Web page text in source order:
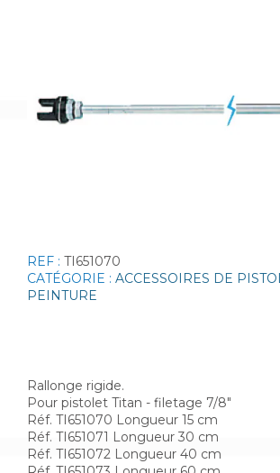
REF : TI651070
CATÉGORIE : ACCESSOIRES DE
PEINTURE
Rallonge rigide.
Pour pistolet Titan - filetage 7/8"
Réf. TI651070 Longueur 15 cm
Réf. TI651071 Longueur 30 cm
Réf. TI651072 Longueur 40 cm